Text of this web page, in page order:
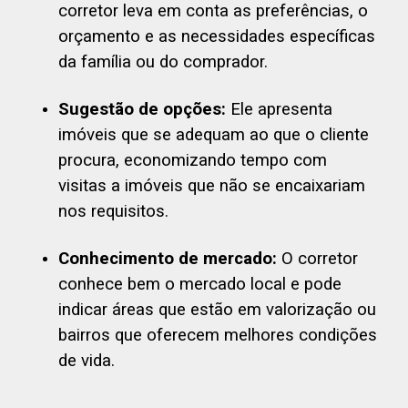
corretor leva em conta as preferências, o
orçamento e as necessidades específicas
da família ou do comprador.
Sugestão de opções: Ele apresenta
imóveis que se adequam ao que o cliente
procura, economizando tempo com
visitas a imóveis que não se encaixariam
nos requisitos.
Conhecimento de mercado: O corretor
conhece bem o mercado local e pode
indicar áreas que estão em valorização ou
bairros que oferecem melhores condições
de vida.